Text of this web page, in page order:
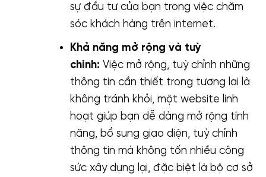
sự đầu tư của bạn trong việc chăm
sóc khách hàng trên internet.
Khả năng mở rộng và tuỳ
chỉnh: Việc mở rộng, tuỳ chỉnh những
thông tin cần thiết trong tương lai là
không tránh khỏi, một website linh
hoạt giúp bạn dễ dàng mở rộng tính
năng, bổ sung giao diện, tuỳ chỉnh
thông tin mà không tốn nhiều công
sức xây dựng lại, đặc biệt là bộ cơ sở